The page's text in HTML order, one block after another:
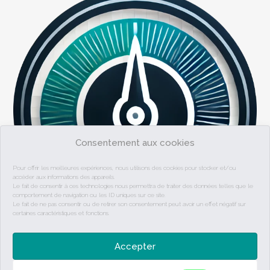
Consentement aux cookies
Pour offrir les meilleures expériences, nous utilisons des cookies pour stocker et/ou
accéder aux informations des appareils.
Le fait de consentir à ces technologies nous permettra de traiter des données telles que le
comportement de navigation ou les ID uniques sur ce site.
Le fait de ne pas consentir ou de retirer son consentement peut avoir un effet négatif sur
certaines caractéristiques et fonctions.
Accepter